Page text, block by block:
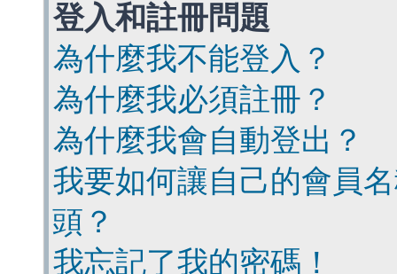
登入和註冊問題
為什麼我不能登入？
為什麼我必須註冊？
為什麼我會自動登出？
我要如何讓自己的會員
頭？
我忘記了我的密碼！